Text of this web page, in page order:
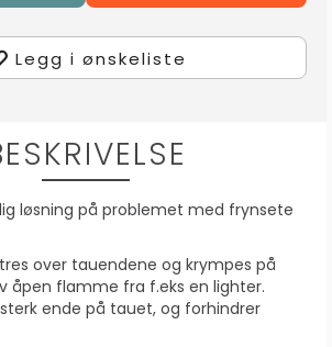
Legg i ønskeliste
løsning på problemet med frynsete
over tauendene og krympes på
åpen flamme fra f.eks en lighter.
ende på tauet, og forhindrer